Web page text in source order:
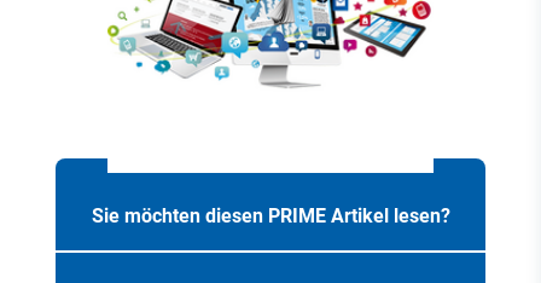
Sie möchten diesen PRIME Artikel lesen?